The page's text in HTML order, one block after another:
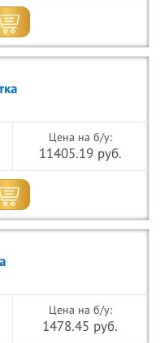
Цена на б/у:
11405.19 руб.
Цена на б/у:
1478.45 руб.